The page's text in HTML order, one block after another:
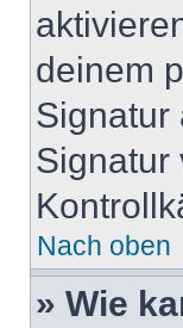
deinem
Signatur
Signatur
Nach oben
» Wie